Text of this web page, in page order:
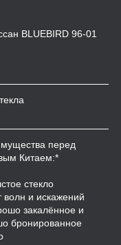
BLUEBIRD 96-01
перед
Китаем:*
стекло
волн и искажений
закалённое и
бронированное